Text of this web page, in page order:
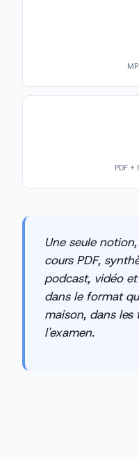
PDF
Une seule
cours PDF,
podcast, vidéo
dans le format
maison, dans
l'examen.